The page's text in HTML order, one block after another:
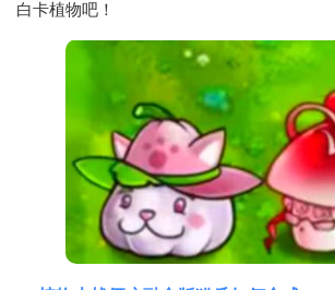
白卡植物吧！